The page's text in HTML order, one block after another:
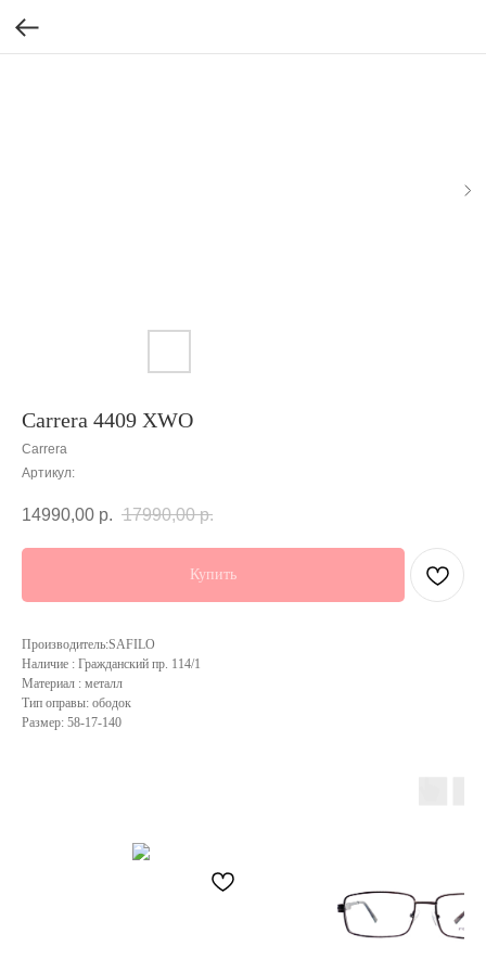
Carrera 4409 XWO
Carrera
Артикул:
14990,00 р. 17990,00 р.
Купить
Производитель:SAFILO
Наличие : Гражданский пр. 114/1
Материал : металл
Тип оправы: ободок
Размер: 58-17-140